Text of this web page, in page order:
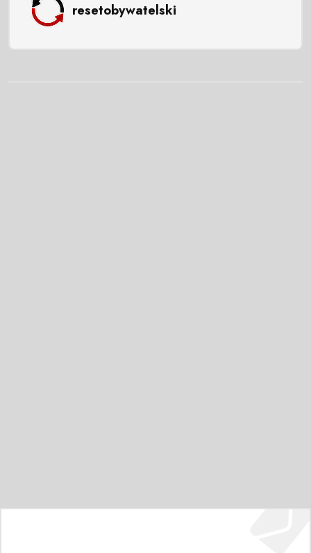
resetobywatelski